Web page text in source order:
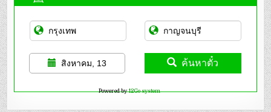
สิงหาคม, 13 ค้นหาตั๋ว
Powered by12Go system